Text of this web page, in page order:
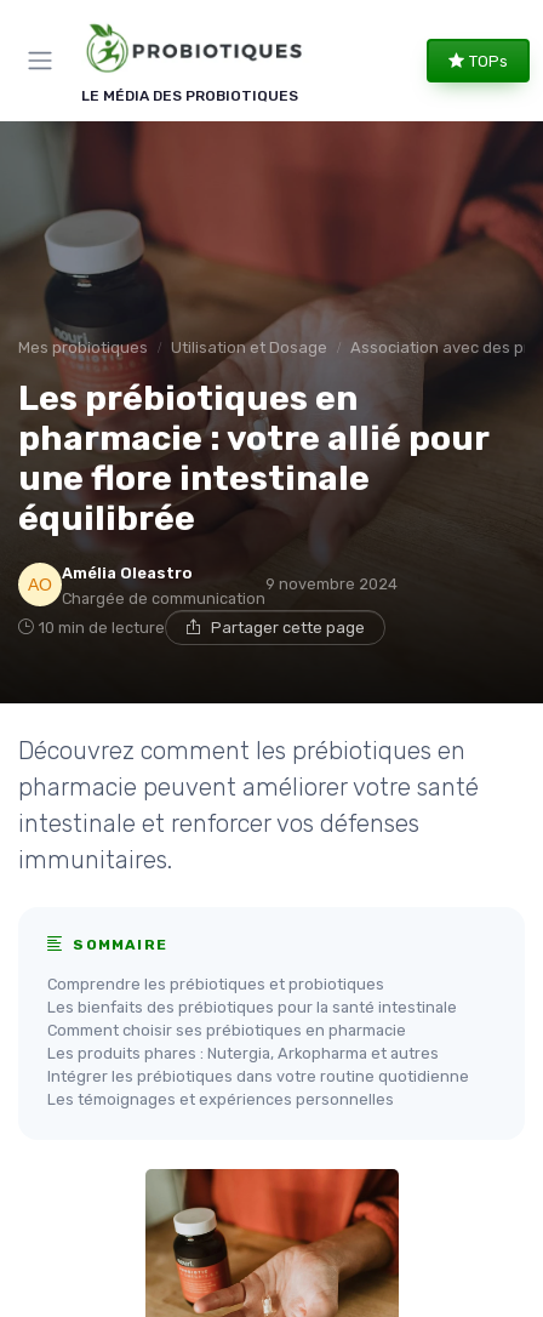
LE MÉDIA DES PROBIOTIQUES
TOPs
Mes probiotiques Utilisation et Dosage Association avec des
Les prébiotiques en
pharmacie : votre allié pour
une flore intestinale
équilibrée
Amélia Oleastro
Chargée de communication
9 novembre 2024
10 min de lecture Partager cette page
Découvrez comment les prébiotiques en
pharmacie peuvent améliorer votre santé
intestinale et renforcer vos défenses
immunitaires.
SOMMAIRE
Comprendre les prébiotiques et probiotiques
Les bienfaits des prébiotiques pour la santé intestinale
Comment choisir ses prébiotiques en pharmacie
Les produits phares : Nutergia, Arkopharma et autres
Intégrer les prébiotiques dans votre routine quotidienne
Les témoignages et expériences personnelles